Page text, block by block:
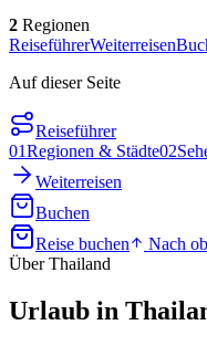
2 Regionen
ReiseführerWeiterreisen
Auf dieser Seite
Reiseführer
01Regionen & Städte02
Weiterreisen
Buchen
Reise buchen
Nach
Über Thailand
Urlaub in